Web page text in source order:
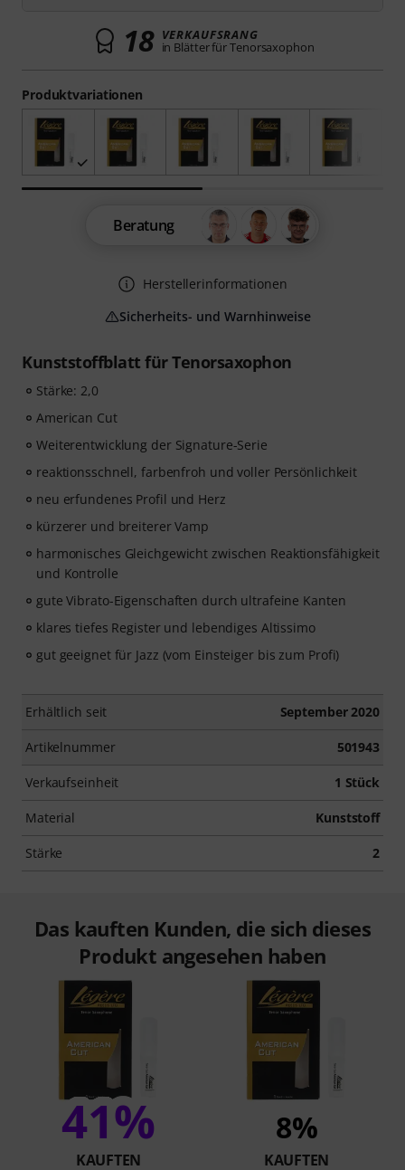
Kunststoffblatt für Tenorsaxophon
Stärke: 2,0
American Cut
Weiterentwicklung der Signature-Serie
reaktionsschnell, farbenfroh und voller Persönlichkeit
neu erfundenes Profil und Herz
kürzerer und breiterer Vamp
harmonisches Gleichgewicht zwischen Reaktionsfähigkeit
und Kontrolle
gute Vibrato-Eigenschaften durch ultrafeine Kanten
klares tiefes Register und lebendiges Altissimo
gut geeignet für Jazz (vom Einsteiger bis zum Profi)
Erhältlich seit September 2020
Artikelnummer 501943
Verkaufseinheit 1 Stück
Material Kunststoff
Stärke 2
Produktvariationen
18 VERKAUFSRANG
in Blätter für Tenorsaxophon
Beratung
Herstellerinformationen
Sicherheits- und Warnhinweise
Das kauften Kunden, die sich dieses
Produkt angesehen haben
41%
KAUFTEN
8%
KAUFTEN